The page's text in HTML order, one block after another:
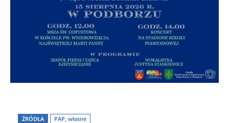
ŹRÓDŁA
PAP, własne